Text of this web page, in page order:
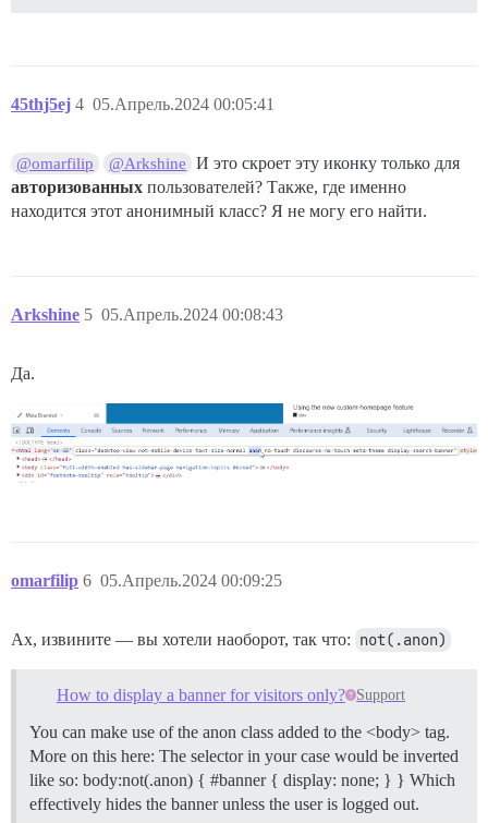
45thj5ej 05.Апрель.2024 00:05:41
4
@omarfilip @Arkshine
И это скроет эту иконку только для
авторизованных пользователей? Также, где именно
находится этот анонимный класс? Я не могу его найти.
Arkshine 05.Апрель.2024 00:08:43
5
Да.
omarfilip 05.Апрель.2024 00:09:25
6
Ах, извините — вы хотели наоборот, так что: not(.anon)
How to display a banner for visitors only? Support
You can make use of the anon class added to the <body> tag.
More on this here: The selector in your case would be inverted
like so: body:not(.anon) { #banner { display: none; } } Which
effectively hides the banner unless the user is logged out.